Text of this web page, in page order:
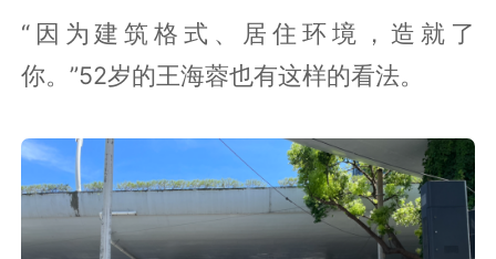
“因为建筑格式、居住环境，造就了
你。”52岁的王海蓉也有这样的看法。